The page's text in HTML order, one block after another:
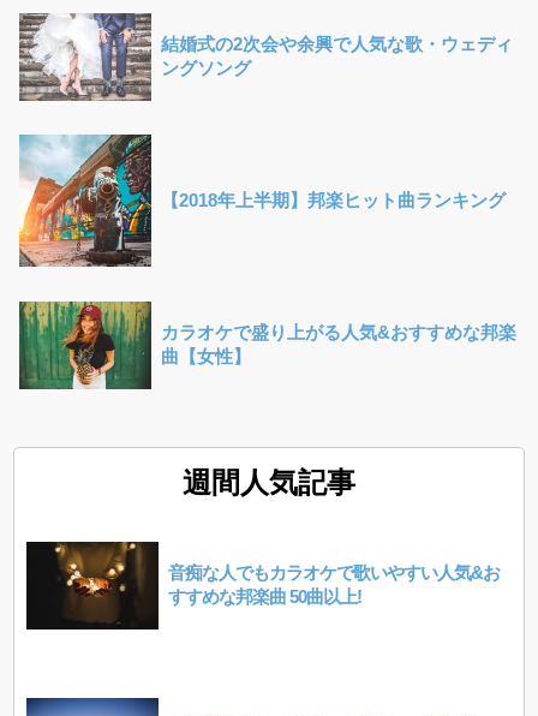
結婚式の2次会や余興で人気な歌・ウェディ
ングソング
【2018年上半期】邦楽ヒット曲ランキング
カラオケで盛り上がる人気&おすすめな邦楽
曲【女性】
週間人気記事
音痴な人でもカラオケで歌いやすい人気&お
すすめな邦楽曲 50曲以上!